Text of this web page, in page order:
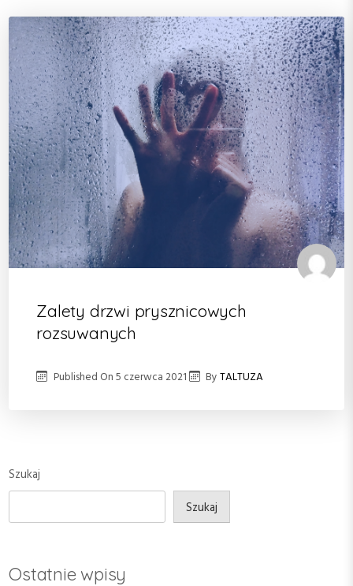
Zalety drzwi prysznicowych
rozsuwanych
Published On5 czerwca 2021 ByTALTUZA
Szukaj
Szukaj
Ostatnie wpisy